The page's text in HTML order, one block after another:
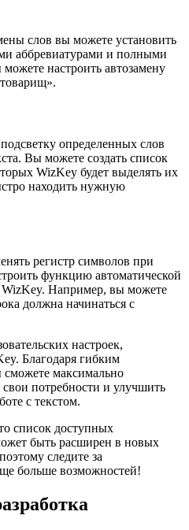
слов вы можете установить
аббревиатурами и полными
настроить автозамену
определенных слов
Вы можете создать список
WizKey будет выделять их
находить нужную
регистр символов при
функцию автоматической
WizKey. Например, вы можете
должна начинаться с
настроек,
Благодаря гибким
максимально
потребности и улучшить
с текстом.
список доступных
быть расширен в новых
следите за
больше возможностей!